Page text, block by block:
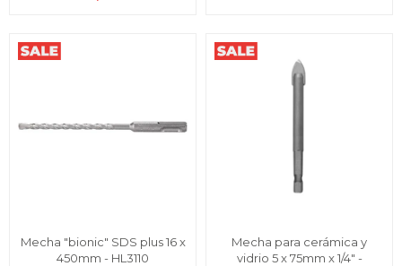
Mecha "bionic" SDS plus 16 x
450mm - HL3110
Mecha para cerámica y
vidrio 5 x 75mm x 1/4" -